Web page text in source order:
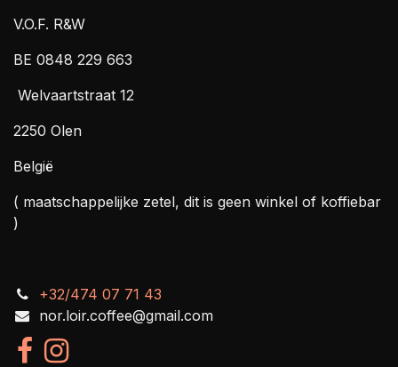
V.O.F. R&W
BE 0848 229 663
Welvaartstraat 12
2250 Olen
België
( maatschappelijke zetel, dit is geen winkel of koffiebar
)
+32/474 07 71 43
nor.loir.coffee@gmail.com